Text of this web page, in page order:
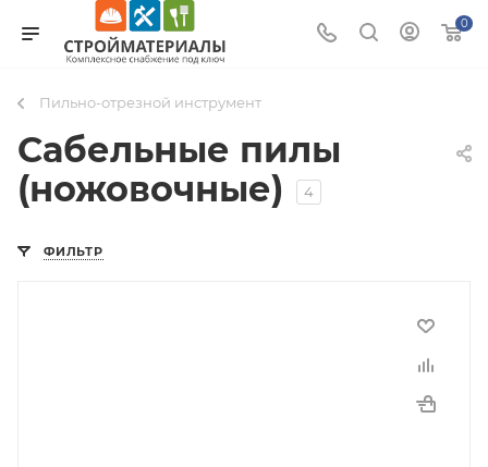
0
Пильно-отрезной инструмент
Сабельные пилы
(ножовочные)
4
ФИЛЬТР